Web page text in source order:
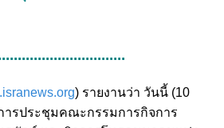
) รายงานว่า วันนี้ (10
ารประชุมคณะกรรมการกิจการ